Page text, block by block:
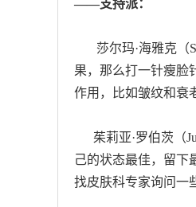
——支持派：
莎尔玛·海雅克（
果，那么打一针瘦脸
作用，比如皱纹和衰
茱莉亚·罗伯茨（
己的状态最佳，留下
找皮肤科专家询问一